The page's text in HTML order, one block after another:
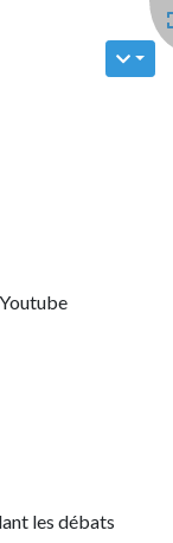
les débats